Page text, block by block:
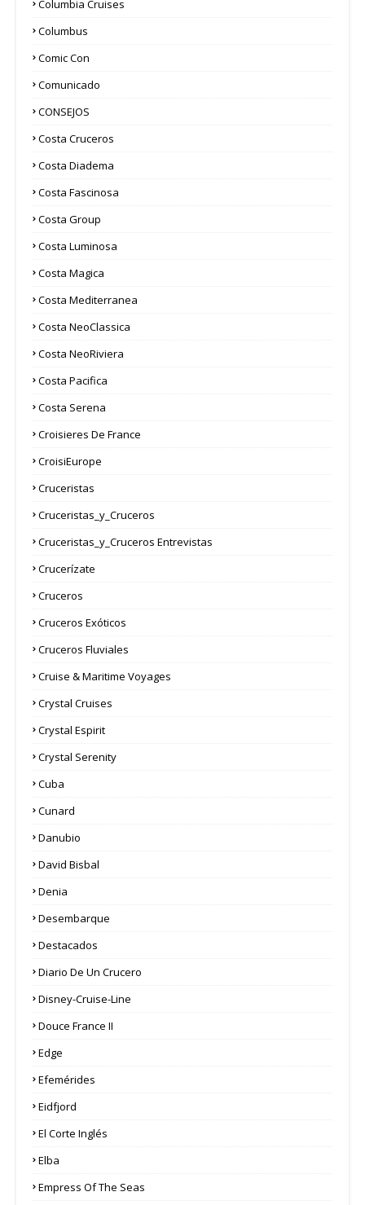
Columbia Cruises
Columbus
Comic Con
Comunicado
CONSEJOS
Costa Cruceros
Costa Diadema
Costa Fascinosa
Costa Group
Costa Luminosa
Costa Magica
Costa Mediterranea
Costa NeoClassica
Costa NeoRiviera
Costa Pacifica
Costa Serena
Croisieres De France
CroisiEurope
Cruceristas
Cruceristas_y_Cruceros
Cruceristas_y_Cruceros Entrevistas
Crucerízate
Cruceros
Cruceros Exóticos
Cruceros Fluviales
Cruise & Maritime Voyages
Crystal Cruises
Crystal Espirit
Crystal Serenity
Cuba
Cunard
Danubio
David Bisbal
Denia
Desembarque
Destacados
Diario De Un Crucero
Disney-Cruise-Line
Douce France II
Edge
Efemérides
Eidfjord
El Corte Inglés
Elba
Empress Of The Seas